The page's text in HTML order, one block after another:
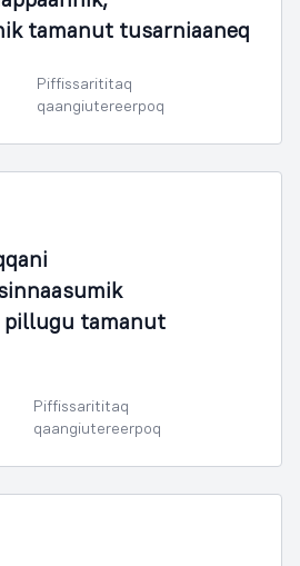
tamanut tusarniaaneq
Piffissarititaq
qaangiutereerpoq
tamanut
Piffissarititaq
qaangiutereerpoq